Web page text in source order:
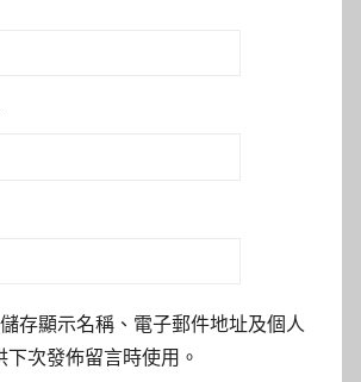
存顯示名稱、電子郵件地址及個人
次發佈留言時使用。